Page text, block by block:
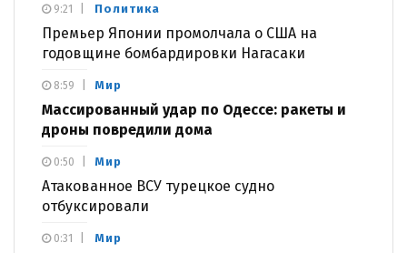
Политика
Премьер Японии промолчала о США на
годовщине бомбардировки Нагасаки
9:21
Мир
Массированный удар по Одессе: ракеты и
дроны повредили дома
8:59
Мир
Атакованное ВСУ турецкое судно
отбуксировали
0:50
Мир
0:31